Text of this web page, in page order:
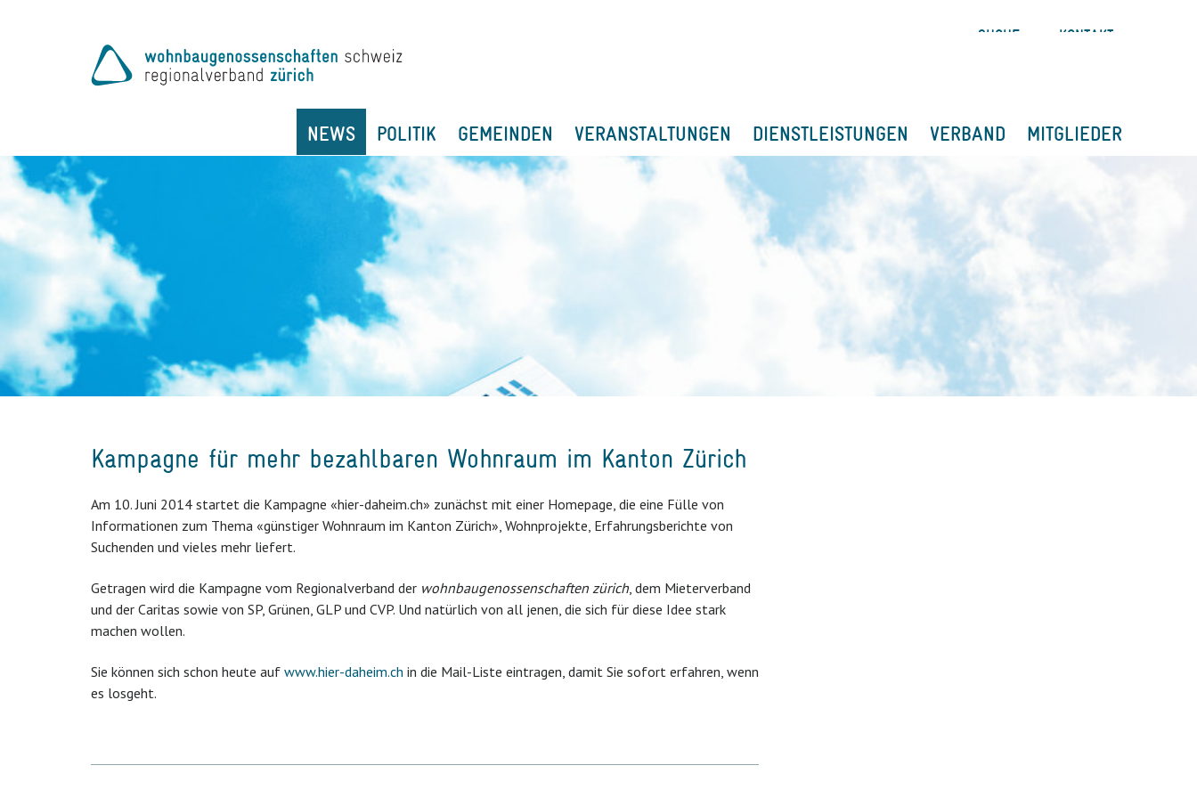
SUCHE KONTAKT
NEWS POLITIK GEMEINDEN VERANSTALTUNGEN DIENSTLEISTUNGEN VERBAND MITGLIEDER
Kampagne für mehr bezahlbaren Wohnraum im Kanton Zürich
Am 10. Juni 2014 startet die Kampagne «hier-daheim.ch» zunächst mit einer Homepage, die eine Fülle von
Informationen zum Thema «günstiger Wohnraum im Kanton Zürich», Wohnprojekte, Erfahrungsberichte von
Suchenden und vieles mehr liefert.
Getragen wird die Kampagne vom Regionalverband der wohnbaugenossenschaften zürich, dem Mieterverband
und der Caritas sowie von SP, Grünen, GLP und CVP. Und natürlich von all jenen, die sich für diese Idee stark
machen wollen.
Sie können sich schon heute auf www.hier-daheim.ch in die Mail-Liste eintragen, damit Sie sofort erfahren, wenn
es losgeht.